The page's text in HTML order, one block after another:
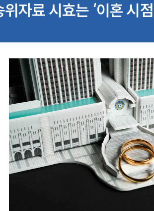
자료 시효는 ‘이혼 시